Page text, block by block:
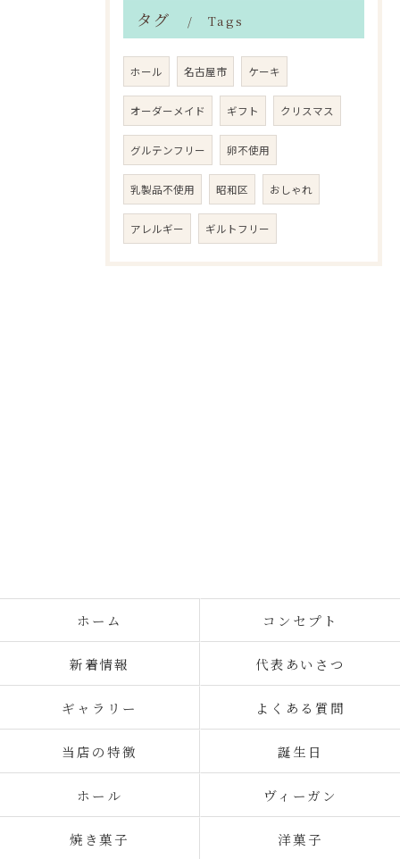
タグ Tags
ホール 名古屋市 ケーキ
オーダーメイド ギフト クリスマス
グルテンフリー 卵不使用
乳製品不使用 昭和区 おしゃれ
アレルギー ギルトフリー
ホーム コンセプト
新着情報 代表あいさつ
ギャラリー よくある質問
当店の特徴 誕生日
ホール ヴィーガン
焼き菓子 洋菓子